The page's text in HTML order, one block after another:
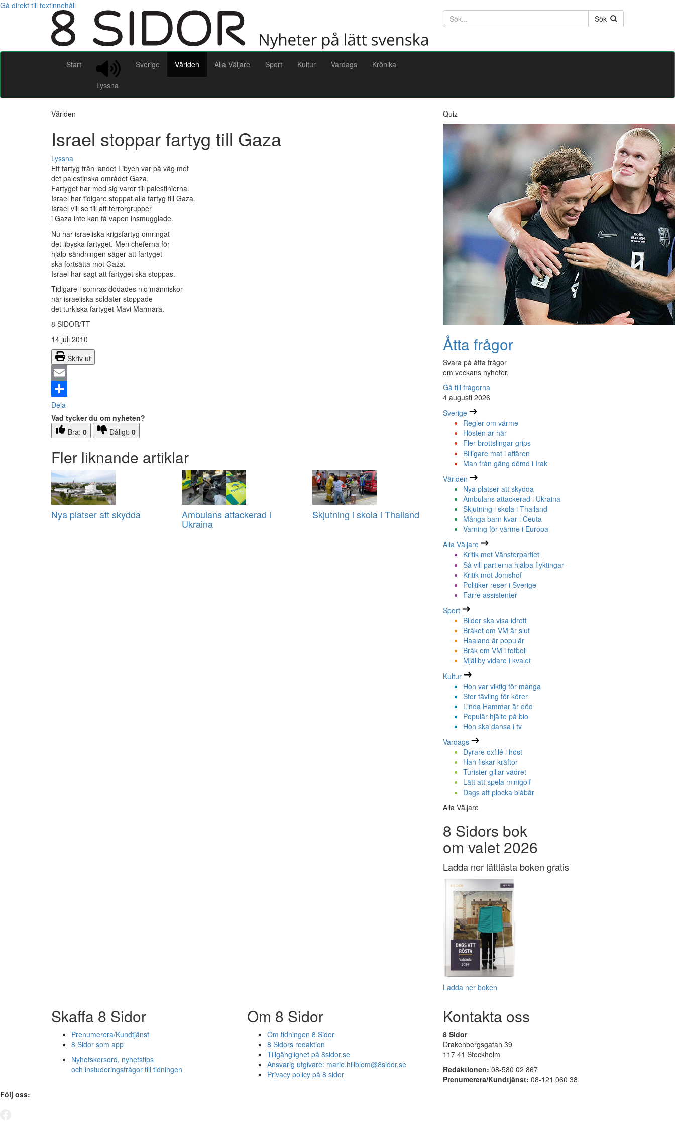
Gå direkt till textinnehåll
Söktext
Sök
Start
Lyssna
Sverige Världen Alla Väljare Sport Kultur Vardags Krönika
Världen
Israel stoppar fartyg till Gaza
Lyssna
Ett fartyg från landet Libyen var på väg mot
det palestinska området Gaza.
Fartyget har med sig varor till palestinierna.
Israel har tidigare stoppat alla fartyg till Gaza.
Israel vill se till att terrorgrupper
i Gaza inte kan få vapen insmugglade.
Nu har israeliska krigsfartyg omringat
det libyska fartyget. Men cheferna för
hjälp-sändningen säger att fartyget
ska fortsätta mot Gaza.
Israel har sagt att fartyget ska stoppas.
Tidigare i somras dödades nio människor
när israeliska soldater stoppade
det turkiska fartyget Mavi Marmara.
8 SIDOR/TT
14 juli 2010
Skriv ut
Email
Dela
Vad tycker du om nyheten?
Bra: 0 Dåligt: 0
Fler liknande artiklar
Nya platser att skydda Ambulans attackerad i
Ukraina
Skjutning i skola i Thailand
Quiz
Åtta frågor
Svara på åtta frågor
om veckans nyheter.
Gå till frågorna
4 augusti 2026
Sverige
Regler om värme
Hösten är här
Fler brottslingar grips
Billigare mat i affären
Man från gäng dömd i Irak
Världen
Nya platser att skydda
Ambulans attackerad i Ukraina
Skjutning i skola i Thailand
Många barn kvar i Ceuta
Varning för värme i Europa
Alla Väljare
Kritik mot Vänsterpartiet
Så vill partierna hjälpa flyktingar
Kritik mot Jomshof
Politiker reser i Sverige
Färre assistenter
Sport
Bilder ska visa idrott
Bråket om VM är slut
Haaland är populär
Bråk om VM i fotboll
Mjällby vidare i kvalet
Kultur
Hon var viktig för många
Stor tävling för körer
Linda Hammar är död
Populär hjälte på bio
Hon ska dansa i tv
Vardags
Dyrare oxfilé i höst
Han fiskar kräftor
Turister gillar vädret
Lätt att spela minigolf
Dags att plocka blåbär
Alla Väljare
8 Sidors bok
om valet 2026
Ladda ner lättlästa boken gratis
Ladda ner boken
Skaffa 8 Sidor
Prenumerera/Kundtjänst
8 Sidor som app
Nyhetskorsord, nyhetstips
och instuderingsfrågor till tidningen
Om 8 Sidor
Om tidningen 8 Sidor
8 Sidors redaktion
Tillgänglighet på 8sidor.se
Ansvarig utgivare: marie.hillblom@8sidor.se
Privacy policy på 8 sidor
Kontakta oss
8 Sidor
Drakenbergsgatan 39
117 41 Stockholm
Redaktionen: 08-580 02 867
Prenumerera/Kundtjänst: 08-121 060 38
Följ oss: